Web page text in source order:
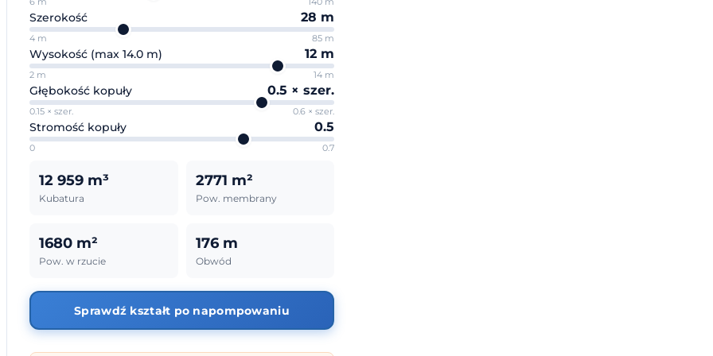
Szerokość 28 m
4 m 85 m
Wysokość (max 14.0 m) 12 m
2 m 14 m
Głębokość kopuły 0.5 × szer.
0.15 × szer. 0.6 × szer.
Stromość kopuły 0.5
0 0.7
12 959 m³
Kubatura
2771 m²
Pow. membrany
1680 m²
Pow. w rzucie
176m
Obwód
Sprawdź kształt po napompowaniu